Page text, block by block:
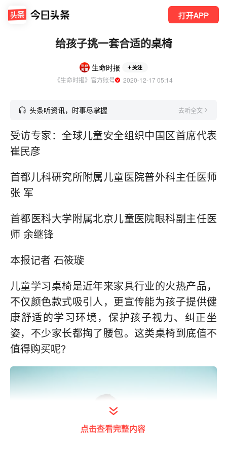
打开APP
给孩子挑一套合适的桌椅
生命时报 关注
《生命时报》官方账号
  2020-12-17 05:14
头条听资讯，时事尽掌握 去听全文
受访专家：全球儿童安全组织中国区首席代表
崔民彦
首都儿科研究所附属儿童医院普外科主任医师
张 军
首都医科大学附属北京儿童医院眼科副主任医
师 余继锋
本报记者 石筱璇
儿童学习桌椅是近年来家具行业的火热产品，
不仅颜色款式吸引人，更宣传能为孩子提供健
康舒适的学习环境，保护孩子视力、纠正坐
姿，不少家长都掏了腰包。这类桌椅到底值不
值得购买呢?
点击查看完整内容